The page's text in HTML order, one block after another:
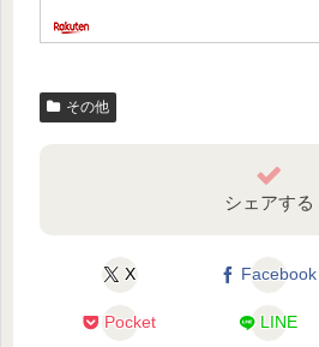
その他
シェアする
X Facebook
Pocket LINE